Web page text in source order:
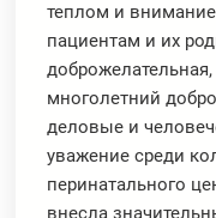
теплом и
пациентам и их
многолетний
деловые и
уважение среди
перинатального
внесла